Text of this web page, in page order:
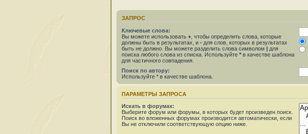
ЗАПРОС
Ключевые слова:
Вы можете использовать + , чтобы определить слова, которые
должны быть в результатах, и - для слов, которых в результатах
быть не должно. Вы можете разделить слова символом | для
поиска любого слова из списка. Используйте * в качестве шаблона
для частичного совпадения.
Поиск по автору:
Используйте * в качестве шаблона.
ПАРАМЕТРЫ ЗАПРОСА
Искать в форумах:
Выберите форум или форумы, в которых будет произведен поиск.
Поиск во вложенных форумах производится автоматически, если
Вы не отключили соответствующую опцию ниже.